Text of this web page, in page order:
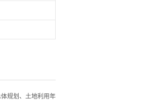
规划、土地利用年